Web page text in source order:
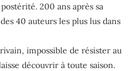
200 ans après sa
40 auteurs les plus lus dans
impossible de résister au
découvrir à toute saison.